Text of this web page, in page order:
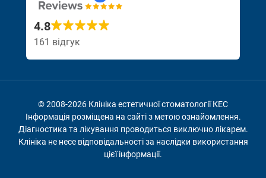
4.8
161 відгук
© 2008-2026 Клініка естетичної стоматології КЕС
Інформація розміщена на сайті з метою ознайомлення.
Діагностика та лікування проводиться виключно лікарем.
Клініка не несе відповідальності за наслідки використання
цієї інформації.